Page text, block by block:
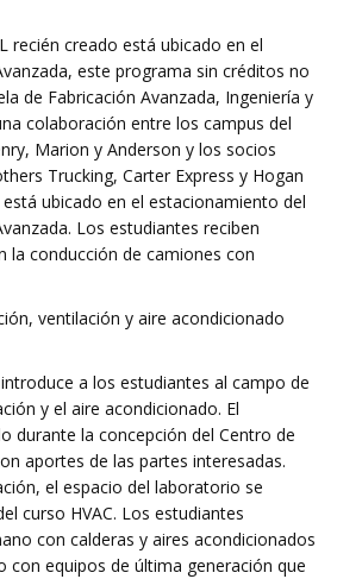
recién creado está ubicado en el
este programa sin créditos no
de Fabricación Avanzada, Ingeniería y
colaboración entre los campus del
Marion y Anderson y los socios
Trucking, Carter Express y Hogan
ubicado en el estacionamiento del
Los estudiantes reciben
la conducción de camiones con
ventilación y aire acondicionado
a los estudiantes al campo de
y el aire acondicionado. El
durante la concepción del Centro de
aportes de las partes interesadas.
el espacio del laboratorio se
curso HVAC. Los estudiantes
con calderas y aires acondicionados
con equipos de última generación que